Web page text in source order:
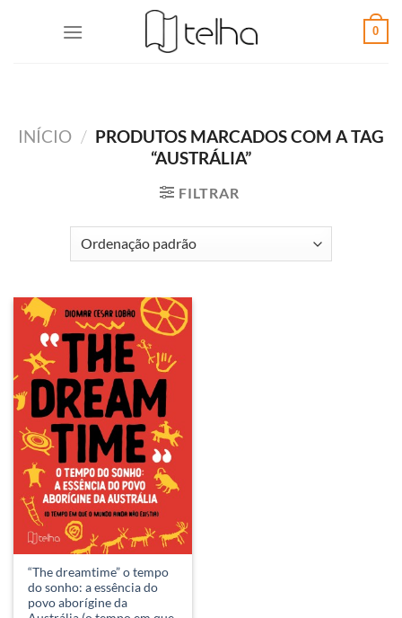
0
INÍCIO / PRODUTOS MARCADOS COM A TAG
“AUSTRÁLIA”
FILTRAR
“The dreamtime” o tempo
do sonho: a essência do
povo aborígine da